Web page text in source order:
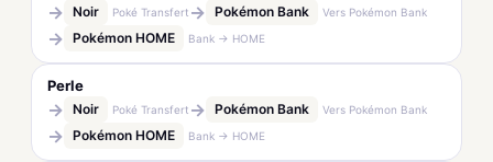
→ Noir Poké Transfert → Pokémon Bank Vers Pokémon Bank
→ Pokémon HOME Bank → HOME
Perle
→ Noir Poké Transfert → Pokémon Bank Vers Pokémon Bank
→ Pokémon HOME Bank → HOME